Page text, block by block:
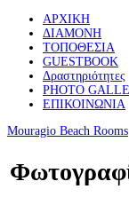
ΑΡΧΙΚΗ
ΔΙΑΜΟΝΗ
ΤΟΠΟΘΕΣΙΑ
GUESTBOOK
Δραστηριότητες
PHOTO
ΕΠΙΚΟΙΝΩΝΙΑ
Mouragio Beach Rooms